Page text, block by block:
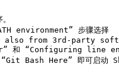
environment” 步骤选择
also from 3rd-party
“Configuring line
“Git Bash Here” 即可启动